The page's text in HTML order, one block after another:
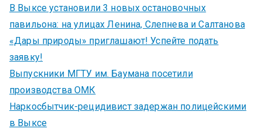
В Выксе установили 3 новых остановочных
павильона: на улицах Ленина, Слепнева и Салтанова
«Дары природы» приглашают! Успейте подать
заявку!
Выпускники МГТУ им. Баумана посетили
производства ОМК
Наркосбытчик-рецидивист задержан полицейскими
в Выксе